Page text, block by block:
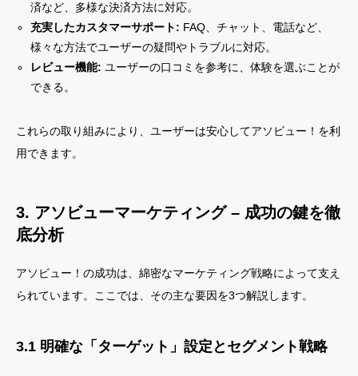
済など、多様な決済方法に対応。
充実したカスタマーサポート: FAQ、チャット、電話など、
様々な方法でユーザーの疑問やトラブルに対応。
レビュー機能: ユーザーの口コミを参考に、体験を選ぶことが
できる。
これらの取り組みにより、ユーザーは安心してアソビュー！を利
用できます。
3. アソビューマーケティング – 成功の鍵を徹
底分析
アソビュー！の成功は、綿密なマーケティング戦略によって支え
られています。ここでは、その主な要因を3つ解説します。
3.1 明確な「ターゲット」設定とセグメント戦略